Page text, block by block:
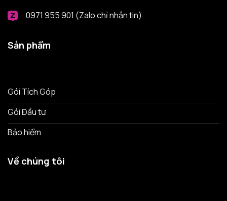
0971 955 901 (Zalo chỉ nhắn tin)
Sản phẩm
Gói Tích Góp
Gói Đầu tư
Bảo hiểm
Về chúng tôi